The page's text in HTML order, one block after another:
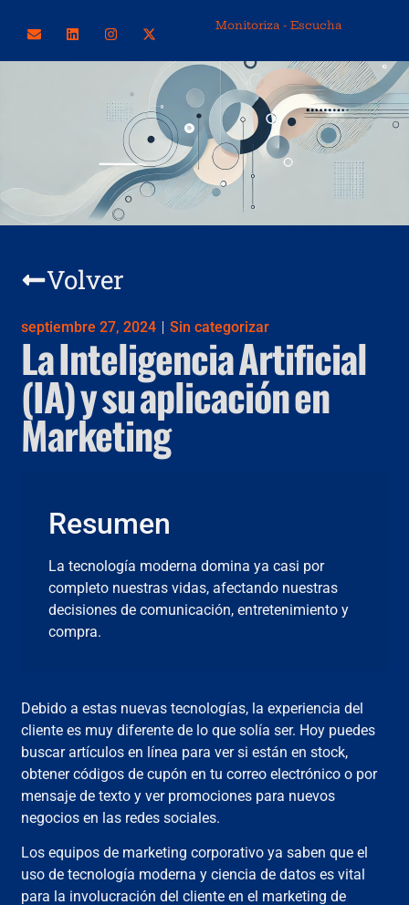
Monitoriza - Escucha
Volver
septiembre 27, 2024 Sin categorizar
La Inteligencia Artificial
(IA) y su aplicación en
Marketing
Resumen
La tecnología moderna domina ya casi por
completo nuestras vidas, afectando nuestras
decisiones de comunicación, entretenimiento y
compra.
Debido a estas nuevas tecnologías, la experiencia del
cliente es muy diferente de lo que solía ser. Hoy puedes
buscar artículos en línea para ver si están en stock,
obtener códigos de cupón en tu correo electrónico o por
mensaje de texto y ver promociones para nuevos
negocios en las redes sociales.
Los equipos de marketing corporativo ya saben que el
uso de tecnología moderna y ciencia de datos es vital
para la involucración del cliente en el marketing de